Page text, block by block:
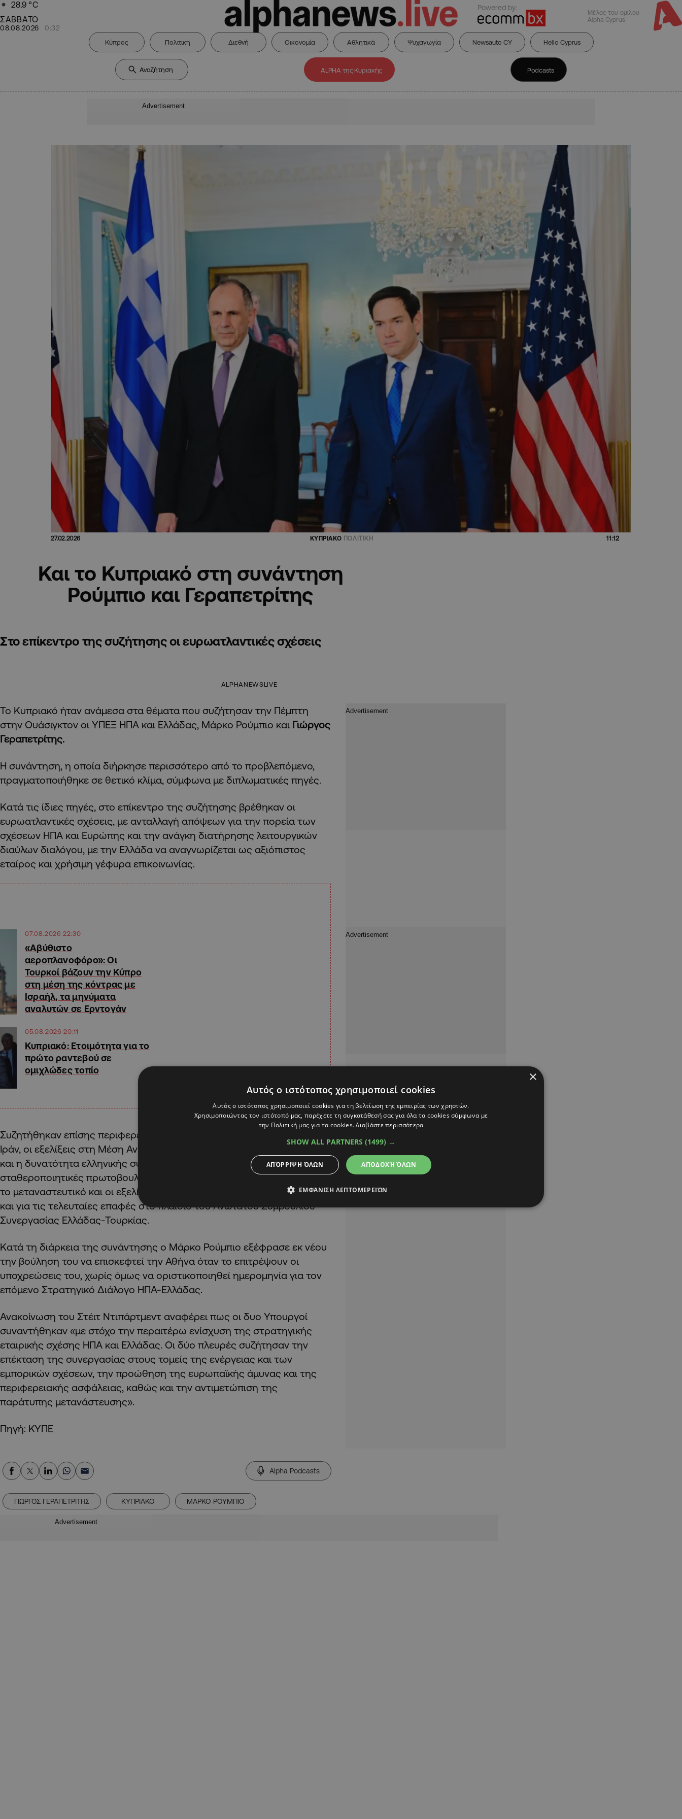
28.9 °C
ΣΑΒΒΑΤΟ
08.08.2026 0:32
Powered by:
Μέλος του ομίλου
Alpha Cyprus
Κύπρος Πολιτική Διεθνή Οικονομία Αθλητικά Ψυχαγωγία Newsauto CY Hello Cyprus
ALPHA της Κυριακής Podcasts
Advertisement
27.02.2026 ΚΥΠΡΙΑΚΟ ΠΟΛΙΤΙΚΗ 11:12
Και το Κυπριακό στη συνάντηση
Ρούμπιο και Γεραπετρίτης
Στο επίκεντρο της συζήτησης οι ευρωατλαντικές σχέσεις
ALPHANEWSLIVE
Το Κυπριακό ήταν ανάμεσα στα θέματα που συζήτησαν την Πέμπτη
στην Ουάσιγκτον οι ΥΠΕΞ ΗΠΑ και Ελλάδας, Μάρκο Ρούμπιο και Γιώργος
Γεραπετρίτης.
Η συνάντηση, η οποία διήρκησε περισσότερο από το προβλεπόμενο,
πραγματοποιήθηκε σε θετικό κλίμα, σύμφωνα με διπλωματικές πηγές.
Κατά τις ίδιες πηγές, στο επίκεντρο της συζήτησης βρέθηκαν οι
ευρωατλαντικές σχέσεις, με ανταλλαγή απόψεων για την πορεία των
σχέσεων ΗΠΑ και Ευρώπης και την ανάγκη διατήρησης λειτουργικών
διαύλων διαλόγου, με την Ελλάδα να αναγνωρίζεται ως αξιόπιστος
εταίρος και χρήσιμη γέφυρα επικοινωνίας.
07.08.2026 22:30
«Αβύθιστο
αεροπλανοφόρο»: Οι
Τουρκοί βάζουν την Κύπρο
στη μέση της κόντρας με
Ισραήλ, τα μηνύματα
αναλυτών σε Ερντογάν
05.08.2026 20:11
Κυπριακό: Ετοιμότητα για το
πρώτο ραντεβού σε
ομιχλώδες τοπίο
Συζητήθηκαν επίσης περιφερειακά ζητήματα, όπως το Κυπριακό, το
Ιράν, οι εξελίξεις στη Μέση Ανατολή και η κατάσταση στη Γάζα, καθώς
και η δυνατότητα ελληνικής συμβολής σε ανθρωπιστικές και
σταθεροποιητικές πρωτοβουλίες. Στην ατζέντα περιλήφθηκαν ακόμη
το μεταναστευτικό και οι εξελίξεις στην Αφρική, ενώ έγινε ενημέρωση
και για τις τελευταίες επαφές στο πλαίσιο του Ανώτατου Συμβουλίου
Συνεργασίας Ελλάδας-Τουρκίας.
Κατά τη διάρκεια της συνάντησης ο Μάρκο Ρούμπιο εξέφρασε εκ νέου
την βούληση του να επισκεφτεί την Αθήνα όταν το επιτρέψουν οι
υποχρεώσεις του, χωρίς όμως να οριστικοποιηθεί ημερομηνία για τον
επόμενο Στρατηγικό Διάλογο ΗΠΑ-Ελλάδας.
Ανακοίνωση του Στέιτ Ντιπάρτμεντ αναφέρει πως οι δυο Υπουργοί
συναντήθηκαν «με στόχο την περαιτέρω ενίσχυση της στρατηγικής
εταιρικής σχέσης ΗΠΑ και Ελλάδας. Οι δύο πλευρές συζήτησαν την
επέκταση της συνεργασίας στους τομείς της ενέργειας και των
εμπορικών σχέσεων, την προώθηση της ευρωπαϊκής άμυνας και της
περιφερειακής ασφάλειας, καθώς και την αντιμετώπιση της
παράτυπης μετανάστευσης».
Πηγή: ΚΥΠΕ
Alpha Podcasts
ΓΙΩΡΓΟΣ ΓΕΡΑΠΕΤΡΙΤΗΣ ΚΥΠΡΙΑΚΟ ΜΑΡΚΟ ΡΟΥΜΠΙΟ
Advertisement
×
Αυτός ο ιστότοπος χρησιμοποιεί cookies
Αυτός ο ιστότοπος χρησιμοποιεί cookies για τη βελτίωση της εμπειρίας των χρηστών.
Χρησιμοποιώντας τον ιστότοπό μας, παρέχετε τη συγκατάθεσή σας για όλα τα cookies σύμφωνα με
την Πολιτική μας για τα cookies.Διαβάστε περισσότερα
SHOW ALL PARTNERS (1499) →
ΑΠΟΔΟΧΉ ΌΛΩΝ
ΑΠΌΡΡΙΨΗ ΌΛΩΝ
ΕΜΦΆΝΙΣΗ ΛΕΠΤΟΜΕΡΕΙΏΝ